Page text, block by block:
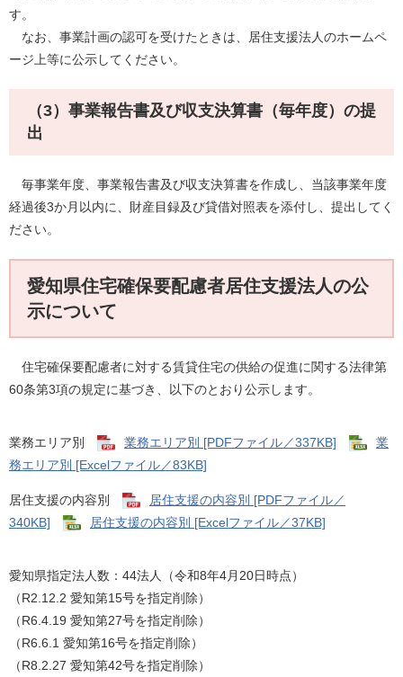
す。​
なお、事業計画の認可を受けたときは、居住支援法人のホームペ
ージ上等に公示してください。
（3）事業報告書及び収支決算書（毎年度）の提
出
毎事業年度、事業報告書及び収支決算書を作成し、当該事業年度
経過後3か月以内に、財産目録及び貸借対照表を添付し、提出してく
ださい。
愛知県住宅確保要配慮者居住支援法人の公
示について
住宅確保要配慮者に対する賃貸住宅の供給の促進に関する法律第
60条第3項の規定に基づき、以下のとおり公示します。
業務エリア別 業務エリア別 [PDFファイル／337KB]
業
務エリア別 [Excelファイル／83KB]
居住支援の内容別
居住支援の内容別 [PDFファイル／
340KB]
居住支援の内容別 [Excelファイル／37KB]
愛知県指定法人数：44法人（令和8年4月20日時点）
（R2.12.2 愛知第15号を指定削除）
（R6.4.19 愛知第27号を指定削除）
（R6.6.1 愛知第16号を指定削除）
（R8.2.27 愛知第42号を指定削除）